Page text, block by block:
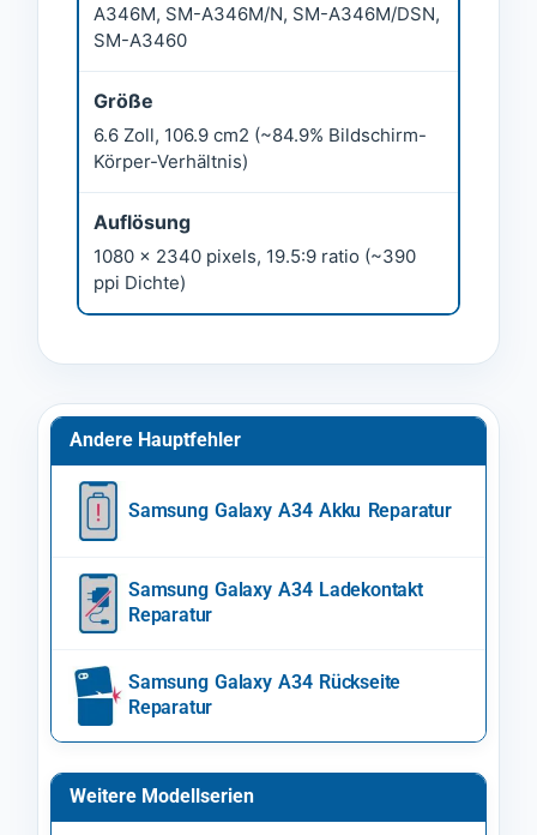
A346M, SM-A346M/N, SM-A346M/DSN,
SM-A3460
Größe
6.6 Zoll, 106.9 cm2 (~84.9% Bildschirm-
Körper-Verhältnis)
Auflösung
1080 x 2340 pixels, 19.5:9 ratio (~390
ppi Dichte)
Andere Hauptfehler
Samsung Galaxy A34 Akku Reparatur
Samsung Galaxy A34 Ladekontakt
Reparatur
Samsung Galaxy A34 Rückseite
Reparatur
Weitere Modellserien